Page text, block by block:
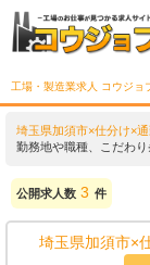
工場・製造業求人 コウジョ
埼玉県加須市×仕分け×
勤務地や職種、こだわ
公開求人数 3 件
埼玉県加須市×